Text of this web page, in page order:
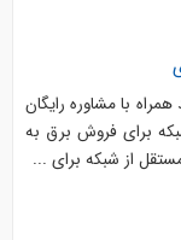
با مشاوره رایگان
برای فروش برق به
از شبکه برای ...